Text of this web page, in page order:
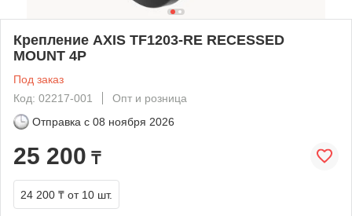
Крепление AXIS TF1203-RE RECESSED
MOUNT 4P
Под заказ
Код: 02217-001
Опт и розница
Отправка с 08 ноября 2026
25 200 ₸
24 200 ₸ от 10 шт.